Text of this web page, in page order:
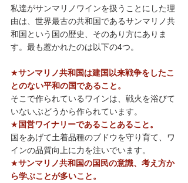
私達がサンマリノワインを扱うことにした理
由は、世界最古の共和国であるサンマリノ共
和国という国の歴史、そのあり方にありま
す。最も惹かれたのは以下の4つ。
★サンマリノ共和国は建国以来戦争をしたこ
とのない平和の国であること。
そこで作られているワインは、戦火を浴びて
いないぶどうから作られています。
★国営ワイナリーであることあること。
国をあげて土着品種のブドウを守り育て、ワ
インの品質向上に力を注いでいます。
★サンマリノ共和国の国民の意識、考え方か
ら学ぶことが多いこと。